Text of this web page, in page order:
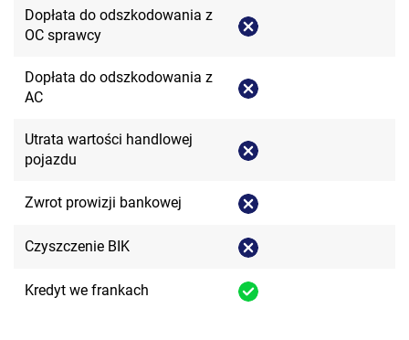
Dopłata do odszkodowania z
OC sprawcy
Dopłata do odszkodowania z
AC
Utrata wartości handlowej
pojazdu
Zwrot prowizji bankowej
Czyszczenie BIK
Kredyt we frankach